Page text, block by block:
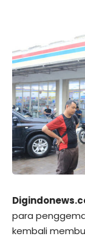
para
kembali